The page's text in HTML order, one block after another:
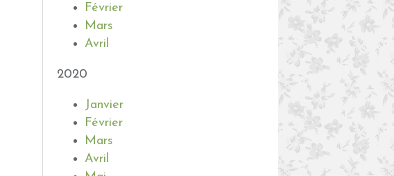
Février
Mars
Avril
2020
Janvier
Février
Mars
Avril